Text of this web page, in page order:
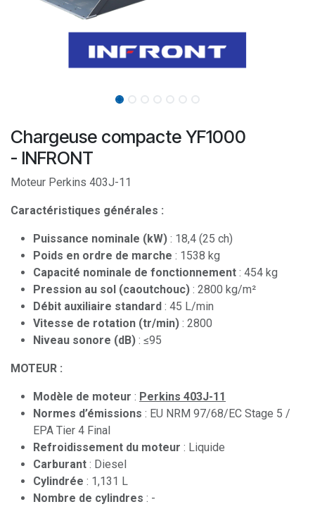
Chargeuse compacte YF1000
- INFRONT
Moteur Perkins 403J-11
Caractéristiques générales :
Puissance nominale (kW) : 18,4 (25 ch)
Poids en ordre de marche : 1538 kg
Capacité nominale de fonctionnement : 454 kg
Pression au sol (caoutchouc) : 2800 kg/m²
Débit auxiliaire standard : 45 L/min
Vitesse de rotation (tr/min) : 2800
Niveau sonore (dB) : ≤95
MOTEUR :
Modèle de moteur : Perkins 403J-11
Normes d’émissions : EU NRM 97/68/EC Stage 5 /
EPA Tier 4 Final
Refroidissement du moteur : Liquide
Carburant : Diesel
Cylindrée : 1,131 L
Nombre de cylindres : -